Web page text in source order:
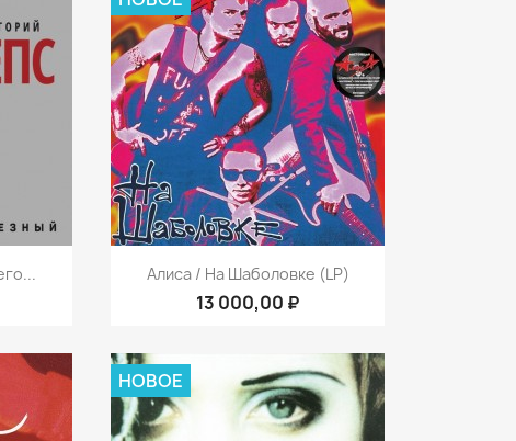
Быстрый просмотр
Алиса / На Шаболовке (LP)
13 000,00 ₽
НОВОЕ